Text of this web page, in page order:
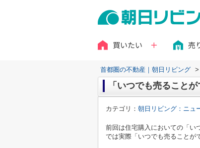
買いたい 売
首都圏の不動産｜朝日リビング >
「いつでも売ること
カテゴリ： 朝日リビング：ニュ
前回は住宅購入においての「い
では実際 「いつでも売ること